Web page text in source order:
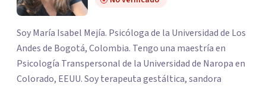
Soy María Isabel Mejía. Psicóloga de la Universidad de Los
Andes de Bogotá, Colombia. Tengo una maestría en
Psicología Transpersonal de la Universidad de Naropa en
Colorado, EEUU. Soy terapeuta gestáltica, sandora